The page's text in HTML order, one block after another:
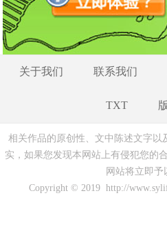
关于我们 联系我们
TXT
相关作品的原创性、文中陈述文字
实，如果您发现本网站上有侵犯您的
网站将立即予
Copyright © 2019 http://